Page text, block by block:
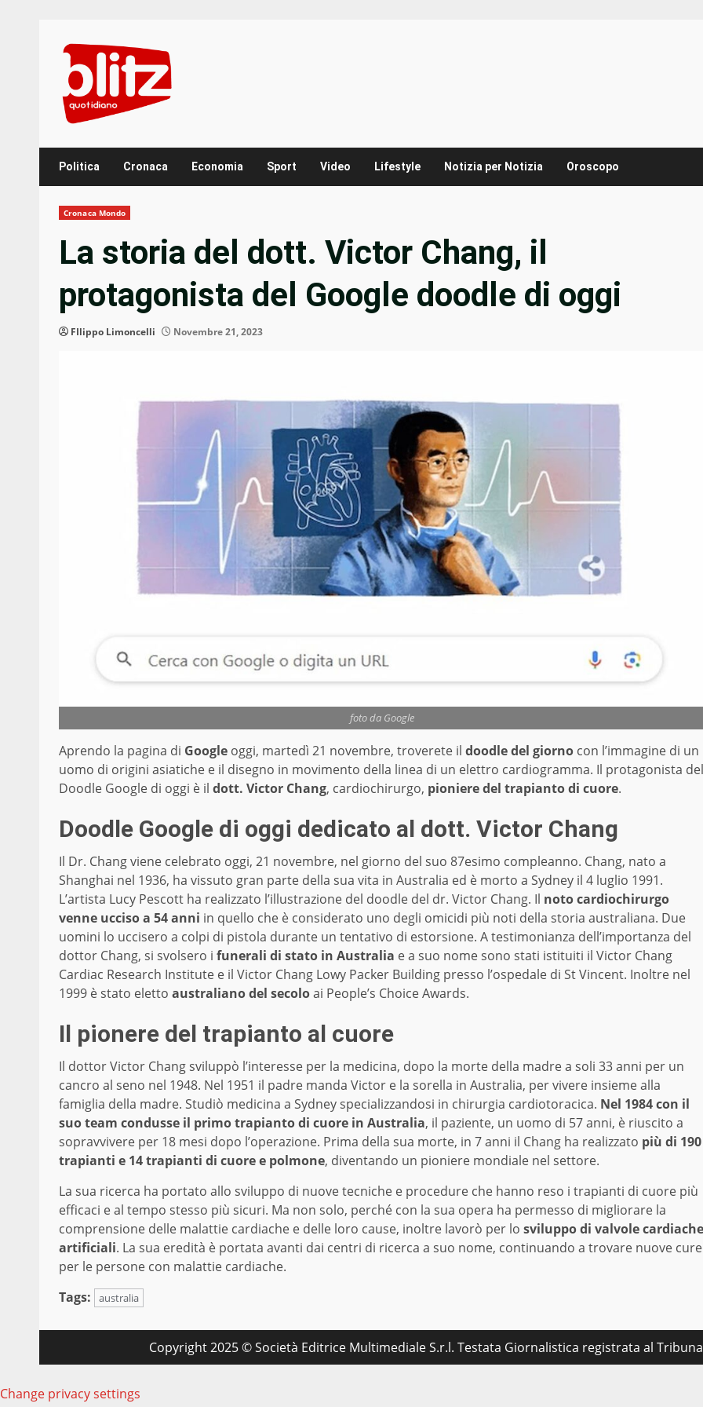
content
Politica Cronaca Economia Sport Video Lifestyle Notizia per Notizia Oroscopo
Cronaca Mondo
La storia del dott. Victor Chang, il
protagonista del Google doodle di oggi
FIlippo Limoncelli Novembre 21, 2023
foto da Google
Aprendo la pagina di Google oggi, martedì 21 novembre, troverete il doodle del giorno con l’immagine di un
uomo di origini asiatiche e il disegno in movimento della linea di un elettro cardiogramma. Il protagonista del
Doodle Google di oggi è il dott. Victor Chang, cardiochirurgo, pioniere del trapianto di cuore.
Doodle Google di oggi dedicato al dott. Victor Chang
Il Dr. Chang viene celebrato oggi, 21 novembre, nel giorno del suo 87esimo compleanno. Chang, nato a
Shanghai nel 1936, ha vissuto gran parte della sua vita in Australia ed è morto a Sydney il 4 luglio 1991.
L’artista Lucy Pescott ha realizzato l’illustrazione del doodle del dr. Victor Chang. Il noto cardiochirurgo
venne ucciso a 54 anni in quello che è considerato uno degli omicidi più noti della storia australiana. Due
uomini lo uccisero a colpi di pistola durante un tentativo di estorsione. A testimonianza dell’importanza del
dottor Chang, si svolsero i funerali di stato in Australia e a suo nome sono stati istituiti il Victor Chang
Cardiac Research Institute e il Victor Chang Lowy Packer Building presso l’ospedale di St Vincent. Inoltre nel
1999 è stato eletto australiano del secoloai People’s Choice Awards.
Il pionere del trapianto al cuore
Il dottor Victor Chang sviluppò l’interesse per la medicina, dopo la morte della madre a soli 33 anni per un
cancro al seno nel 1948. Nel 1951 il padre manda Victor e la sorella in Australia, per vivere insieme alla
famiglia della madre. Studiò medicina a Sydney specializzandosi in chirurgia cardiotoracica. Nel 1984 con il
suo team condusse il primo trapianto di cuore in Australia, il paziente, un uomo di 57 anni, è riuscito a
sopravvivere per 18 mesi dopo l’operazione. Prima della sua morte, in 7 anni il Chang ha realizzato più di 190
trapianti e 14 trapianti di cuore e polmone, diventando un pioniere mondiale nel settore.
La sua ricerca ha portato allo sviluppo di nuove tecniche e procedure che hanno reso i trapianti di cuore più
efficaci e al tempo stesso più sicuri. Ma non solo, perché con la sua opera ha permesso di migliorare la
comprensione delle malattie cardiache e delle loro cause, inoltre lavorò per lo sviluppo di valvole cardiache
artificiali. La sua eredità è portata avanti dai centri di ricerca a suo nome, continuando a trovare nuove cure
per le persone con malattie cardiache.
Tags:
australia
Copyright 2025 © Società Editrice Multimediale S.r.l. Testata Giornalistica registrata al
Change privacy settings